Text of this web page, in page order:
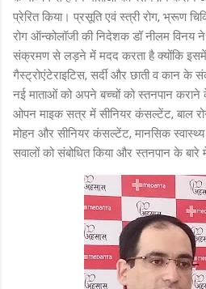
प्रेरित किया। प्रसूति एवं स्त्री रोग, भ्रूण
रोग ऑन्कोलॉजी की निदेशक डॉ नीलम विनय
संक्रमण से लड़ने में मदद करता है क्योंकि इसमें
गैस्ट्रोएंटेराइटिस, सर्दी और छाती व कान
नई माताओं को अपने बच्चों को स्तनपान कराने
ओपन माइक सत्र में सीनियर कंसल्टेंट, बाल
मोहन और सीनियर कंसल्टेंट, मानसिक स्वास्थ्य
सवालों को संबोधित किया और स्तनपान के बारे